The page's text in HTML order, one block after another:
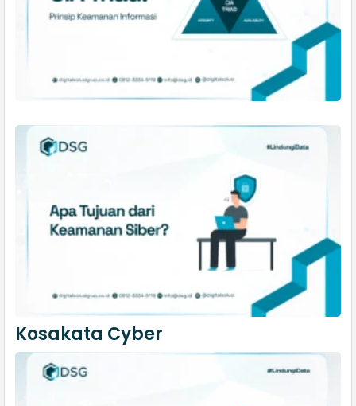
Kosakata Cyber